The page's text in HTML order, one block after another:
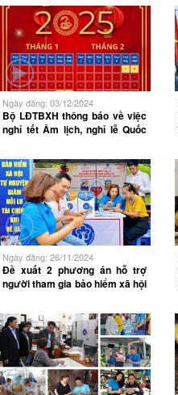
Ngày đăng: 03/12/2024
Bộ LĐTBXH thông báo về việc
nghỉ tết Âm lịch, nghỉ lễ Quốc
thắng 30/4 và ngày Quốc tế lao
động 01/5 năm 2025
Ngày đăng: 26/11/2024
Đề xuất 2 phương án hỗ trợ
người tham gia bảo hiểm xã hội